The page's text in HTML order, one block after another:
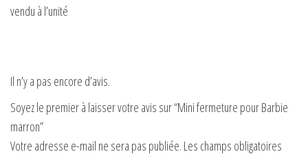
vendu à l’unité
Il n’y a pas encore d’avis.
Soyez le premier à laisser votre avis sur “Mini fermeture pour Barbie
marron”
Votre adresse e-mail ne sera pas publiée. Les champs obligatoires